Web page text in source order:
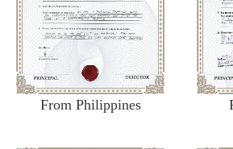
From Philippines